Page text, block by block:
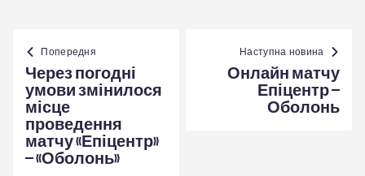
Навігація
записів
Попередня
Через погодні
умови змінилося
місце
проведення
матчу «Епіцентр»
– «Оболонь»
Наступна новина
Онлайн матчу
Епіцентр –
Оболонь